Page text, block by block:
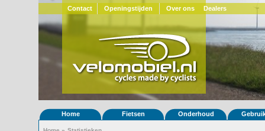
Contact Openingstijden Over ons Dealers
Home Fietsen Onderhoud